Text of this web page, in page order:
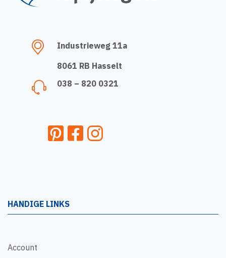
Industrieweg 11a
8061 RB Hasselt
038 – 820 0321
HANDIGE LINKS
Account